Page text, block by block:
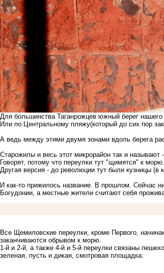
Для большинства Таганрожцев южный берег нашего
Или по
Центральному пляжу(который до сих пор
А ведь между этими двумя зонами вдоль берега
Старожилы и весь этот микрорайон так и называют
Говорят, потому что переулки тут "щимятся" к
Другая версия - до революции тут были кузницы
И как-то прижилось название. В прошлом. Сейчас
Богудонии, а местные жители считают себя
Все Щемиловские переулки, кроме Первого,
заканчиваются обрывом к морю.
1-й и 2-й, а также 4-й и 5-й переулки связаны
зеленая, пусть и дикая, смотровая площадка: